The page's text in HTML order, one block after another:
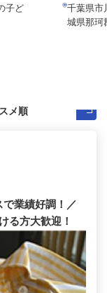
子ど
千葉県市
城県那珂
業績好調！／
る方大歓迎！